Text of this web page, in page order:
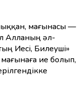
мағынасы —
Алланың әл-
Иесі, Билеуші»
мағынаға ие болып,